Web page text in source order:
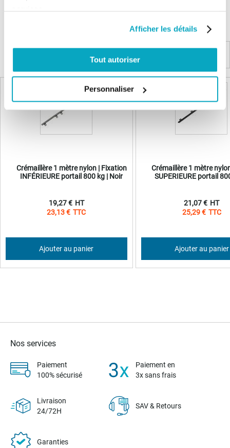
Afficher les détails
Tout autoriser
Personnaliser
Connectez vous pour poser votre question
Produits complémentaires
Crémaillère 1 mètre nylon | Fixation
INFÉRIEURE portail 800 kg | Noir
23,13 €
19,27 €
Ajouter au panier
Crémaillère 1 mètre
SUPERIEURE portail
25,29 €
21,07 €
Ajouter au panier
Nos services
Paiement
100% sécurisé
Paiement en
3x sans frais
Livraison
24/72H
SAV & Retours
Garanties